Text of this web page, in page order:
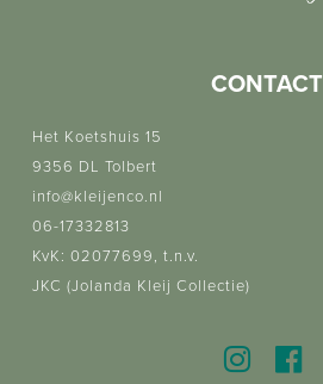
CONTACT
Het Koetshuis 15
9356 DL Tolbert
info@kleijenco.nl
06-17332813
KvK: 02077699, t.n.v.
JKC (Jolanda Kleij Collectie)